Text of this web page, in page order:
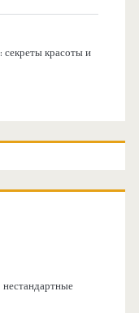
красоты и